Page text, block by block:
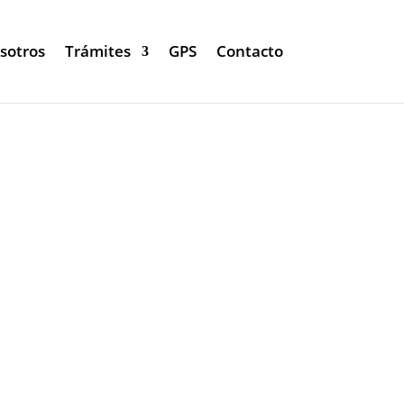
Trámites GPS Contacto